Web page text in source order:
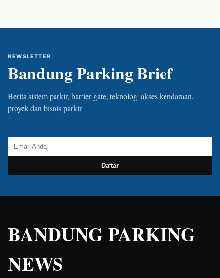
NEWSLETTER
Bandung Parking Brief
Berita sistem parkir, barrier gate, teknologi akses kendaraan,
proyek dan bisnis parkir.
Daftar
BANDUNG PARKING
NEWS